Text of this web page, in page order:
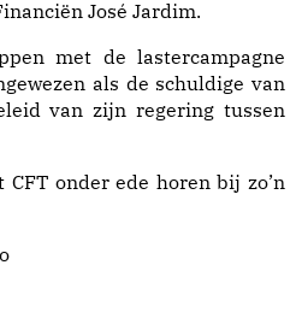
José Jardim.
met de lastercampagne
als de schuldige van
van zijn regering tussen
onder ede horen bij zo’n